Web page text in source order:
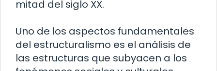
mitad del siglo XX.
Uno de los aspectos fundamentales
del estructuralismo es el análisis de
las estructuras que subyacen a los